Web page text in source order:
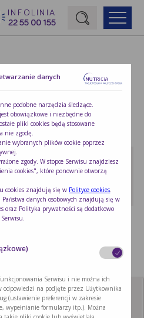
INFOLINIA
22 55 00 155
ma wpływ nie …
…
jest ważna,
danych
podobne narzędzia śledzące.
obowiązkowe i niezbędne do
pliki cookies będą stosowane
nie zgodę.
wybranych plików cookie poprzez
zgody. W stopce Serwisu znajdziesz
cookies", które ponownie otworzą
cookies znajdują się w Polityce cookies
danych osobowych znajdują się w
oraz Polityka prywatności są dodatkowo
Serwisu i nie można ich
odpowiedzi na podjęte przez Użytkownika
(ustawienie preferencji w zakresie
wypełnianie formularzy itp.). Można